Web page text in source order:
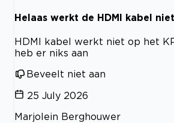
Helaas werkt de HDMI kabel niet
HDMI kabel werkt niet op het
heb er niks aan
Beveelt niet aan
25 July 2026
Marjolein Berghouwer